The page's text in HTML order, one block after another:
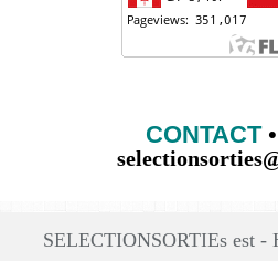
CONTACT•
SELECTIONSORTIEs est -